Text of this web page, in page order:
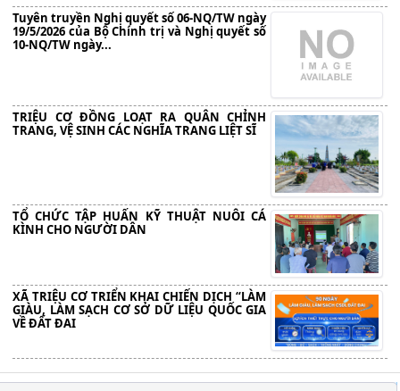
Tuyên truyền Nghị quyết số 06-NQ/TW ngày
19/5/2026 của Bộ Chính trị và Nghị quyết số
10-NQ/TW ngày...
TRIỆU CƠ ĐỒNG LOẠT RA QUÂN CHỈNH
TRANG, VỆ SINH CÁC NGHĨA TRANG LIỆT SĨ
TỔ CHỨC TẬP HUẤN KỸ THUẬT NUÔI CÁ
KÌNH CHO NGƯỜI DÂN
XÃ TRIỆU CƠ TRIỂN KHAI CHIẾN DỊCH “LÀM
GIÀU, LÀM SẠCH CƠ SỞ DỮ LIỆU QUỐC GIA
VỀ ĐẤT ĐAI